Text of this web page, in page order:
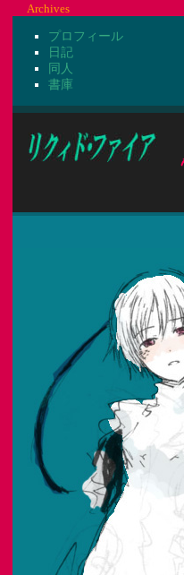
Archives
プロフィール
日記
同人
書庫